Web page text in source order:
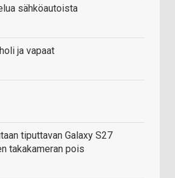
sähköautoista
ja vapaat
tiputtavan Galaxy S27
takakameran pois